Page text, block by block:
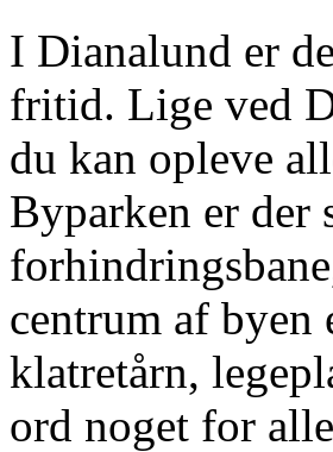
I Dianalund er
fritid. Lige ved
du kan opleve
Byparken er der
centrum af byen
klatretårn,
ord noget for